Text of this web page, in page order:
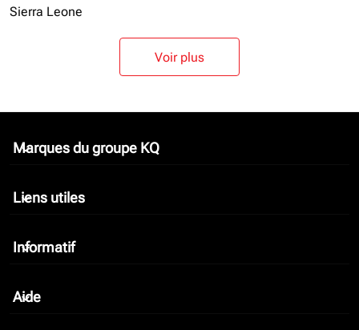
Sierra Leone
Voir plus
Marques du groupe KQ
keyboard_arrow_down
Liens utiles
keyboard_arrow_down
Informatif
keyboard_arrow_down
Aide
keyboard_arrow_down